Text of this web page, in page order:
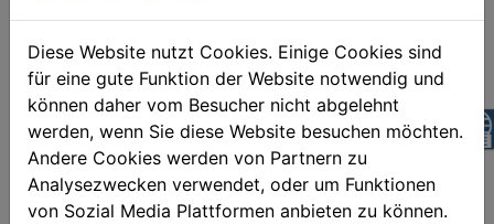
HUSKIES Hoodie (Damen)
Huskies Wels Hoodie für Damen
Diese Website nutzt Cookies. Einige Cookies sind
für eine gute Funktion der Website notwendig und
können daher vom Besucher nicht abgelehnt
werden, wenn Sie diese Website besuchen möchten.
Andere Cookies werden von Partnern zu
Analysezwecken verwendet, oder um Funktionen
von Sozial Media Plattformen anbieten zu können.